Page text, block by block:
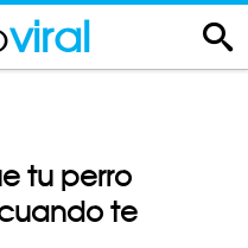
viral
tu perro
te